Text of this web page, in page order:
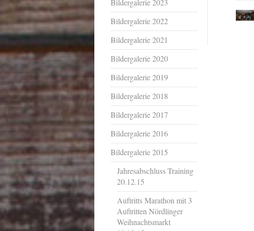
Bildergalerie 2023
Bildergalerie 2022
Bildergalerie 2021
Bildergalerie 2020
Bildergalerie 2019
Bildergalerie 2018
Bildergalerie 2017
Bildergalerie 2016
Bildergalerie 2015
Jahresabschluss Training
20.12.15
Auftritts Marathon mit 3
Auftritten Nördlinger
Weihnachtsmarkt